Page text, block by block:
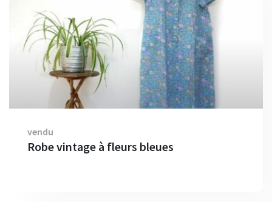
vendu
Robe vintage à fleurs bleues